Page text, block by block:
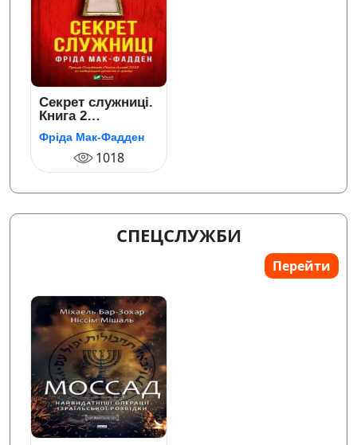
Секрет служниці.
Книга 2
(Служниця)
Фріда Мак-Фадден
1018
СПЕЦСЛУЖБИ
Перейти